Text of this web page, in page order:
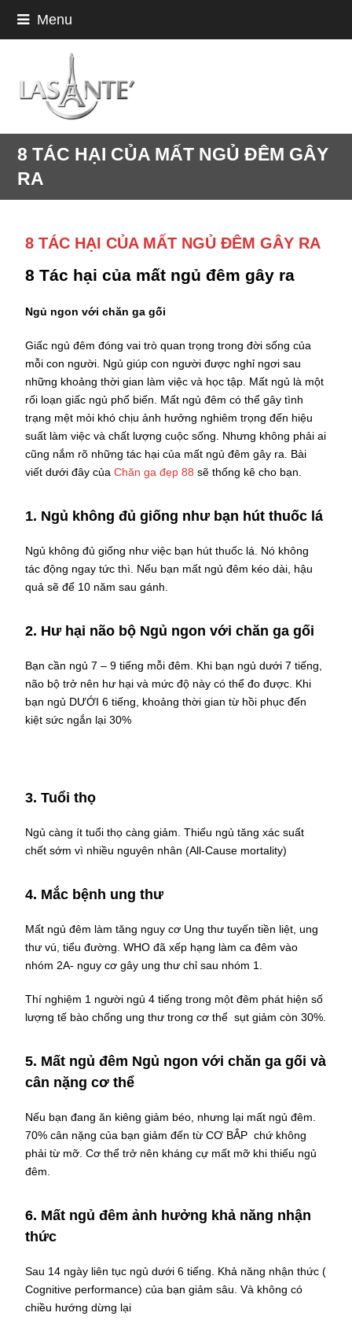
Menu
8 TÁC HẠI CỦA MẤT NGỦ ĐÊM GÂY
RA
8 TÁC HẠI CỦA MẤT NGỦ ĐÊM GÂY RA
8 Tác hại của mất ngủ đêm gây ra
Ngủ ngon với chăn ga gối
Giấc ngủ đêm đóng vai trò quan trọng trong đời sống của
mỗi con người. Ngủ giúp con người được nghỉ ngơi sau
những khoảng thời gian làm việc và học tập. Mất ngủ là một
rối loạn giấc ngủ phổ biến. Mất ngủ đêm có thể gây tình
trạng mệt mỏi khó chịu ảnh hưởng nghiêm trọng đến hiệu
suất làm việc và chất lượng cuộc sống. Nhưng không phải ai
cũng nắm rõ những tác hại của mất ngủ đêm gây ra. Bài
viết dưới đây củaChăn ga đẹp 88 sẽ thống kê cho bạn.
1. Ngủ không đủ giống như bạn hút thuốc lá
Ngủ không đủ giống như việc bạn hút thuốc lá. Nó không
tác động ngay tức thì. Nếu bạn mất ngủ đêm kéo dài, hậu
quả sẽ để 10 năm sau gánh.
2. Hư hại não bộ Ngủ ngon với chăn ga gối
Bạn cần ngủ 7 – 9 tiếng mỗi đêm. Khi bạn ngủ dưới 7 tiếng,
não bộ trở nên hư hại và mức độ này có thể đo được. Khi
bạn ngủ DƯỚI 6 tiếng, khoảng thời gian từ hồi phục đến
kiệt sức ngắn lại 30%
3. Tuổi thọ
Ngủ càng ít tuổi thọ càng giảm. Thiếu ngủ tăng xác suất
chết sớm vì nhiều nguyên nhân (All-Cause mortality)
4. Mắc bệnh ung thư
Mất ngủ đêm làm tăng nguy cơ Ung thư tuyến tiền liệt, ung
thư vú, tiểu đường. WHO đã xếp hạng làm ca đêm vào
nhóm 2A- nguy cơ gây ung thư chỉ sau nhóm 1.
Thí nghiệm 1 người ngủ 4 tiếng trong một đêm phát hiện số
lượng tế bào chống ung thư trong cơ thể sụt giảm còn 30%.
5. Mất ngủ đêm Ngủ ngon với chăn ga gối và
cân nặng cơ thể
Nếu bạn đang ăn kiêng giảm béo, nhưng lại mất ngủ đêm.
70% cân nặng của bạn giảm đến từ CƠ BẮP chứ không
phải từ mỡ. Cơ thể trở nên kháng cự mất mỡ khi thiếu ngủ
đêm.
6. Mất ngủ đêm ảnh hưởng khả năng nhận
thức
Sau 14 ngày liên tục ngủ dưới 6 tiếng. Khả năng nhận thức (
Cognitive performance) của bạn giảm sâu. Và không có
chiều hướng dừng lại